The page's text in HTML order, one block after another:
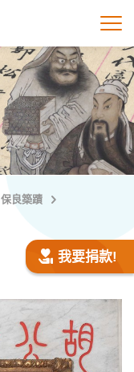
打
保良築蹟
我要捐款!